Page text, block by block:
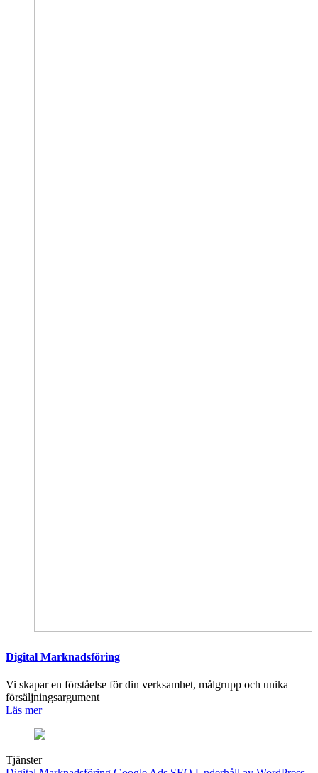
Digital Marknadsföring
Vi skapar en förståelse för din verksamhet, målgrupp och unika
försäljningsargument
Läs mer
Tjänster